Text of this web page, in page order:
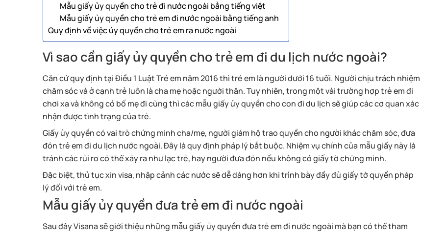
Mẫu giấy ủy quyền cho trẻ đi nước ngoài bằng tiếng việt
Mẫu giấy ủy quyền cho trẻ em đi nước ngoài bằng tiếng anh
Quy định về việc ủy quyền cho trẻ em ra nước ngoài
Vì sao cần giấy ủy quyền cho trẻ em đi du lịch nước ngoài?
Căn cứ quy định tại Điều 1 Luật Trẻ em năm 2016 thì trẻ em là người dưới 16 tuổi. Người chịu trách nhiệm
chăm sóc và ở cạnh trẻ luôn là cha mẹ hoặc người thân. Tuy nhiên, trong một vài trường hợp trẻ em đi
chơi xa và không có bố mẹ đi cùng thì các mẫu giấy ủy quyền cho con đi du lịch sẽ giúp các cơ quan xác
nhận được tình trạng của trẻ.
Giấy ủy quyền có vai trò chứng minh cha/mẹ, người giám hộ trao quyền cho người khác chăm sóc, đưa
đón trẻ em đi du lịch nước ngoài. Đây là quy định pháp lý bắt buộc. Nhiệm vụ chính của mẫu giấy này là
tránh các rủi ro có thể xảy ra như lạc trẻ, hay người đưa đón nếu không có giấy tờ chứng minh.
Đặc biệt, thủ tục xin visa, nhập cảnh các nước sẽ dễ dàng hơn khi trình bày đầy đủ giấy tờ quyền pháp
lý đối với trẻ em.
Mẫu giấy ủy quyền đưa trẻ em đi nước ngoài
Sau đây Visana sẽ giới thiệu những mẫu giấy ủy quyền đưa trẻ em đi nước ngoài mà bạn có thể tham